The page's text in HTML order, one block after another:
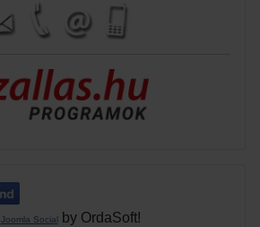
Joomla Socialby OrdaSoft!